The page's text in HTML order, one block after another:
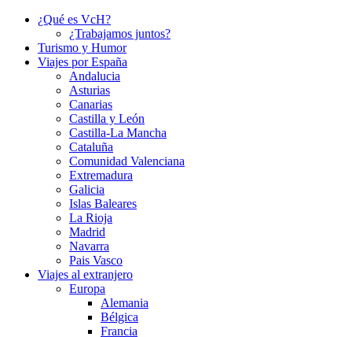
¿Qué es VcH?
¿Trabajamos juntos?
Turismo y Humor
Viajes por España
Andalucia
Asturias
Canarias
Castilla y León
Castilla-La Mancha
Cataluña
Comunidad Valenciana
Extremadura
Galicia
Islas Baleares
La Rioja
Madrid
Navarra
Pais Vasco
Viajes al extranjero
Europa
Alemania
Bélgica
Francia